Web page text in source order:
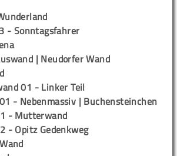
- Sonntagsfahrer
| Neudorfer Wand
01 - Linker Teil
- Nebenmassiv | Buchensteinchen
- Mutterwand
- Opitz Gedenkweg